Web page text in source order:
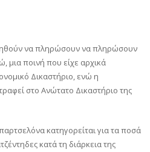
να πληρώσουν να πληρώσουν
μια ποινή που είχε αρχικά
Δικαστήριο, ενώ η
στο Ανώτατο Δικαστήριο της
κατηγορείται για τα ποσά
κατά τη διάρκεια της